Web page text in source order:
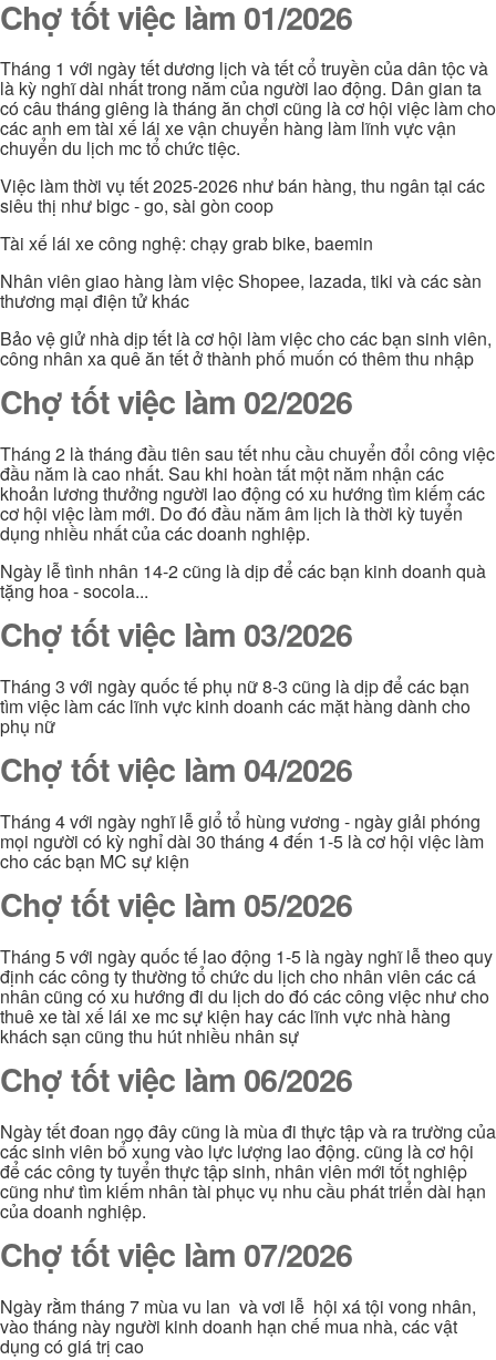
Chợ tốt việc làm 01/2026
Tháng 1 với ngày tết dương lịch và tết cổ truyền của dân tộc và
là kỳ nghĩ dài nhất trong năm của người lao động. Dân gian ta
có câu tháng giêng là tháng ăn chơi cũng là cơ hội việc làm cho
các anh em tài xế lái xe vận chuyển hàng làm lĩnh vực vận
chuyển du lịch mc tổ chức tiệc.
Việc làm thời vụ tết 2025-2026 như bán hàng, thu ngân tại các
siêu thị như bigc - go, sài gòn coop
Tài xế lái xe công nghệ: chạy grab bike, baemin
Nhân viên giao hàng làm việc Shopee, lazada, tiki và các sàn
thương mại điện tử khác
Bảo vệ giử nhà dịp tết là cơ hội làm việc cho các bạn sinh viên,
công nhân xa quê ăn tết ở thành phố muốn có thêm thu nhập
Chợ tốt việc làm 02/2026
Tháng 2 là tháng đầu tiên sau tết nhu cầu chuyển đổi công việc
đầu năm là cao nhất. Sau khi hoàn tất một năm nhận các
khoản lương thưởng người lao động có xu hướng tìm kiếm các
cơ hội việc làm mới. Do đó đầu năm âm lịch là thời kỳ tuyển
dụng nhiều nhất của các doanh nghiệp.
Ngày lễ tình nhân 14-2 cũng là dịp để các bạn kinh doanh quà
tặng hoa - socola...
Chợ tốt việc làm 03/2026
Tháng 3 với ngày quốc tế phụ nữ 8-3 cũng là dịp để các bạn
tìm việc làm các lĩnh vực kinh doanh các mặt hàng dành cho
phụ nữ
Chợ tốt việc làm 04/2026
Tháng 4 với ngày nghĩ lễ giổ tổ hùng vương - ngày giải phóng
mọi người có kỳ nghỉ dài 30 tháng 4 đến 1-5 là cơ hội việc làm
cho các bạn MC sự kiện
Chợ tốt việc làm 05/2026
Tháng 5 với ngày quốc tế lao động 1-5 là ngày nghĩ lễ theo quy
định các công ty thường tổ chức du lịch cho nhân viên các cá
nhân cũng có xu hướng đi du lịch do đó các công việc như cho
thuê xe tài xế lái xe mc sự kiện hay các lĩnh vực nhà hàng
khách sạn cũng thu hút nhiều nhân sự
Chợ tốt việc làm 06/2026
Ngày tết đoan ngọ đây cũng là mùa đi thực tập và ra trường của
các sinh viên bổ xung vào lực lượng lao động. cũng là cơ hội
để các công ty tuyển thực tập sinh, nhân viên mới tốt nghiệp
cũng như tìm kiếm nhân tài phục vụ nhu cầu phát triển dài hạn
của doanh nghiệp.
Chợ tốt việc làm 07/2026
Ngày rằm tháng 7 mùa vu lan và vơi lễ hội xá tội vong nhân,
vào tháng này người kinh doanh hạn chế mua nhà, các vật
dụng có giá trị cao